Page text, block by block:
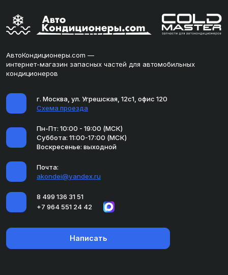
АвтоКондиционеры.com —
интернет-магазин запасных частей для автомобильных
кондиционеров
г. Москва, ул. Угрешская, 12с1, офис 120
Схема проезда
Пн-Пт: 10:00 - 19:00 (МСК)
Суббота: 11:00-17:00 (МСК)
Воскресенье: выходной
Почта:
akondei@yandex.ru
8 499 136 31 51
+7 964 551 24 42
Написать